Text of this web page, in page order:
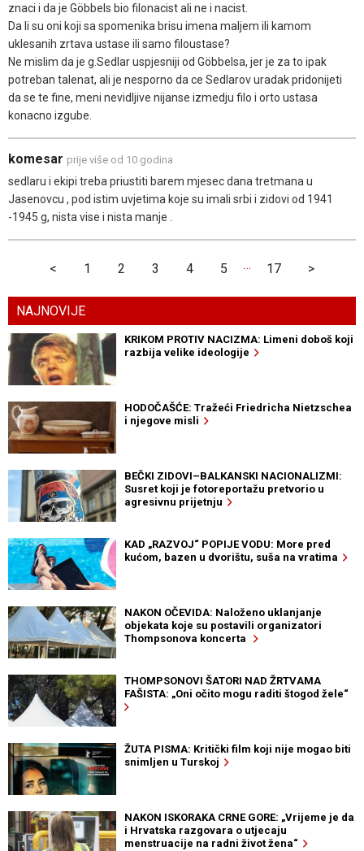
znaci i da je Göbbels bio filonacist ali ne i nacist.
Da li su oni koji sa spomenika brisu imena maljem ili kamom
uklesanih zrtava ustase ili samo filoustase?
Ne mislim da je g.Sedlar uspjesniji od Göbbelsa, jer je za to ipak
potreban talenat, ali je nesporno da ce Sedlarov uradak pridonijeti
da se te fine, meni nevidljive nijanse izmedju filo i orto ustasa
konacno izgube.
komesar prije više od 10 godina
sedlaru i ekipi treba priustiti barem mjesec dana tretmana u
Jasenovcu , pod istim uvjetima koje su imali srbi i zidovi od 1941
-1945 g, nista vise i nista manje .
< 1 2 3 4 5 … 17 >
NAJNOVIJE
KRIKOM PROTIV NACIZMA: Limeni doboš koji
razbija velike ideologije
HODOČAŠĆE: Tražeći Friedricha Nietzschea
i njegove misli
BEČKI ZIDOVI–BALKANSKI NACIONALIZMI:
Susret koji je fotoreportažu pretvorio u
agresivnu prijetnju
KAD „RAZVOJ“ POPIJE VODU: More pred
kućom, bazen u dvorištu, suša na vratima
NAKON OČEVIDA: Naloženo uklanjanje
objekata koje su postavili organizatori
Thompsonova koncerta
THOMPSONOVI ŠATORI NAD ŽRTVAMA
FAŠISTA: „Oni očito mogu raditi štogod žele“
ŽUTA PISMA: Kritički film koji nije mogao biti
snimljen u Turskoj
NAKON ISKORAKA CRNE GORE: „Vrijeme je da
i Hrvatska razgovara o utjecaju
menstruacije na radni život žena“